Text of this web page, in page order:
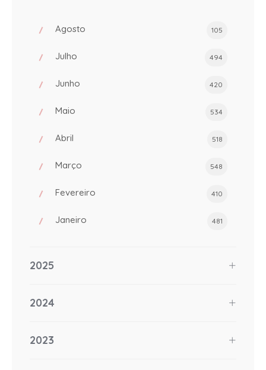
Agosto 105
Julho 494
Junho 420
Maio 534
Abril 518
Março 548
Fevereiro 410
Janeiro 481
2025
2024
2023